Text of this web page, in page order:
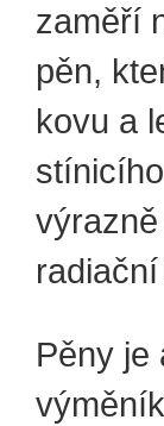
zaměří
pěn,
kovu a
Pěny je